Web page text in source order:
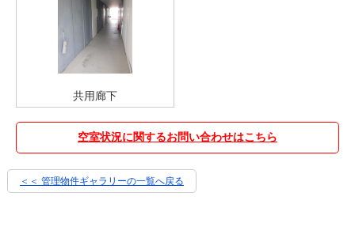
共用廊下
空室状況に関するお問い合わせはこちら
＜＜ 管理物件ギャラリーの一覧へ戻る